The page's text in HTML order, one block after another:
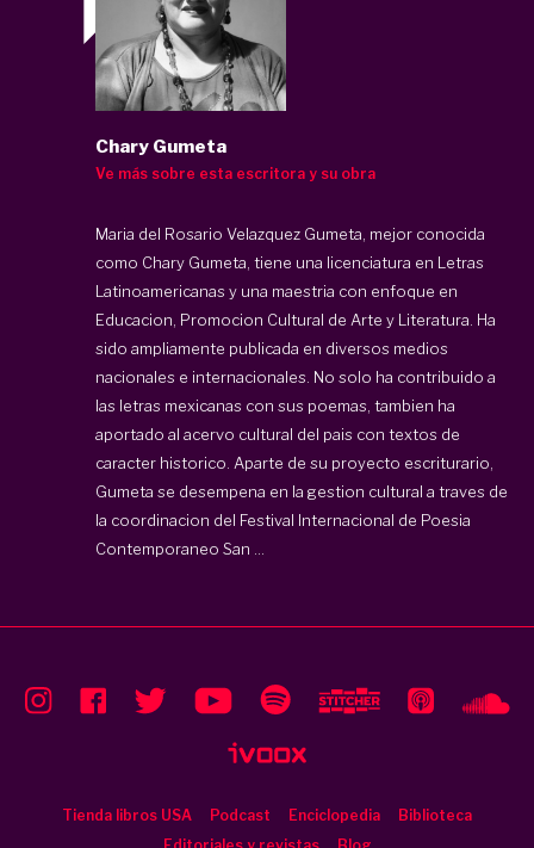
Chary Gumeta
Ve más sobre esta escritora y su obra
Maria del Rosario Velazquez Gumeta, mejor conocida
como Chary Gumeta, tiene una licenciatura en Letras
Latinoamericanas y una maestria con enfoque en
Educacion, Promocion Cultural de Arte y Literatura. Ha
sido ampliamente publicada en diversos medios
nacionales e internacionales. No solo ha contribuido a
las letras mexicanas con sus poemas, tambien ha
aportado al acervo cultural del pais con textos de
caracter historico. Aparte de su proyecto escriturario,
Gumeta se desempena en la gestion cultural a traves de
la coordinacion del Festival Internacional de Poesia
Contemporaneo San ...
Tienda libros USA Podcast Enciclopedia
Biblioteca
Editoriales y revistas
Blog